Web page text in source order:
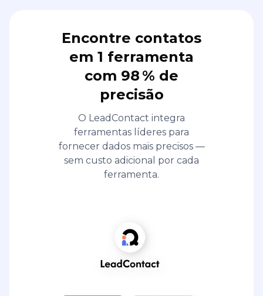
Encontre contatos
em 1 ferramenta
com 98 % de
precisão
O LeadContact integra
ferramentas líderes para
fornecer dados mais precisos —
sem custo adicional por cada
ferramenta.